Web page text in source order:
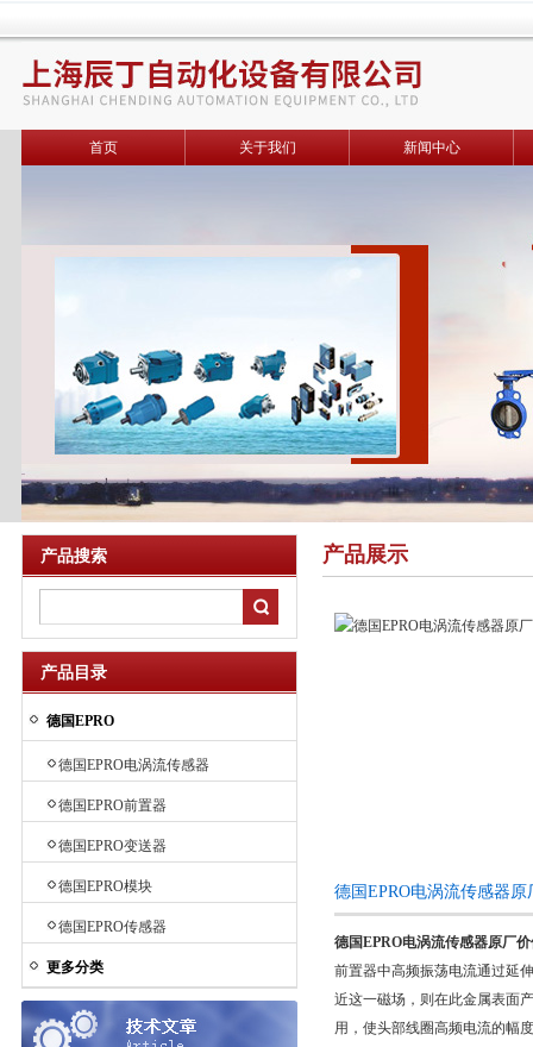
首页 关于我们 新闻中心
产品搜索
产品目录
德国EPRO
德国EPRO电涡流传感器
德国EPRO前置器
德国EPRO变送器
德国EPRO模块
德国EPRO传感器
更多分类
产品展示
德国EPRO电涡流传感器
德国EPRO电涡流传感器原厂
前置器中高频振荡电流通过延
近这一磁场，则在此金属表面
用，使头部线圈高频电流的幅